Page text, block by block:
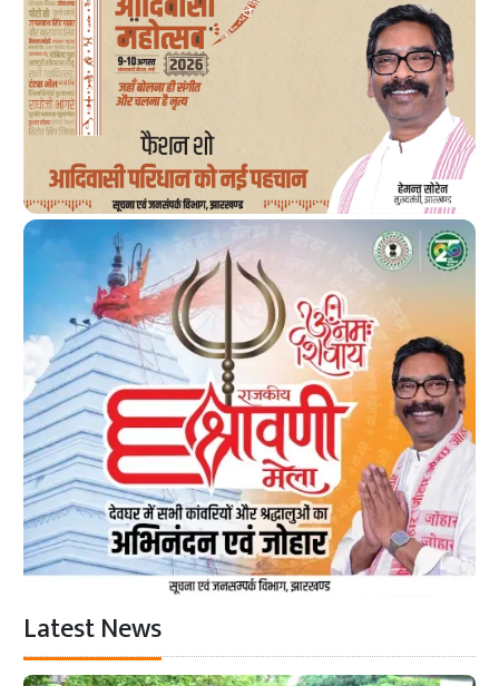
Latest News